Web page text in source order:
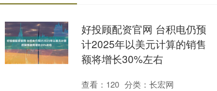
好投顾配资官网 台积电仍预
计2025年以美元计算的销售
额将增长30%左右
查看： 120 分类：长宏网